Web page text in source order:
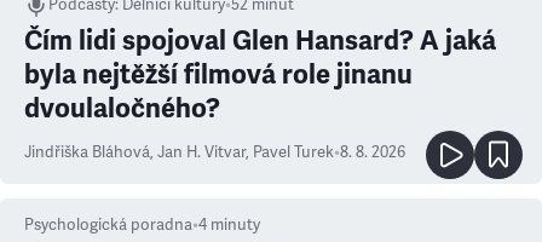
Podcasty: Dělníci kultury•52 minut
Čím lidi spojoval Glen Hansard? A jaká
byla nejtěžší filmová role jinanu
dvoulaločného?
Jindřiška Bláhová, Jan H. Vitvar, Pavel Turek•8. 8. 2026
Psychologická poradna•4 minuty